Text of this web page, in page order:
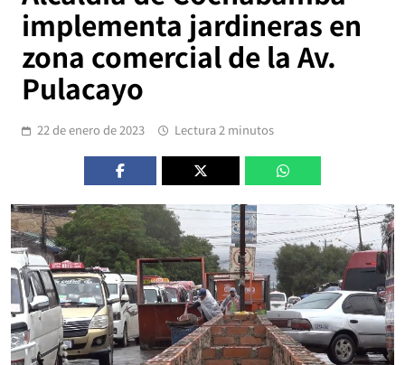
implementa jardineras en
zona comercial de la Av.
Pulacayo
22 de enero de 2023 Lectura 2 minutos